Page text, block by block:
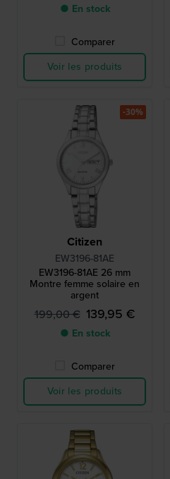
● En stock
Comparer
Voir les produits
Citizen
EW3196-81AE
EW3196-81AE 26 mm
Montre femme solaire en
argent
199,00 € 139,95 €
● En stock
Comparer
Voir les produits
-30%